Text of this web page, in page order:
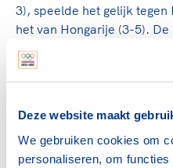
Deze website maakt
We gebruiken cookies om
personaliseren, om
3), speelde het gelijk
het van Hongarije (3-5).
moest uitmaken of de door
Trumbic geleide
voor een medaille. Winst
ondankbare) vierde plaats.
Hachelijke momenten